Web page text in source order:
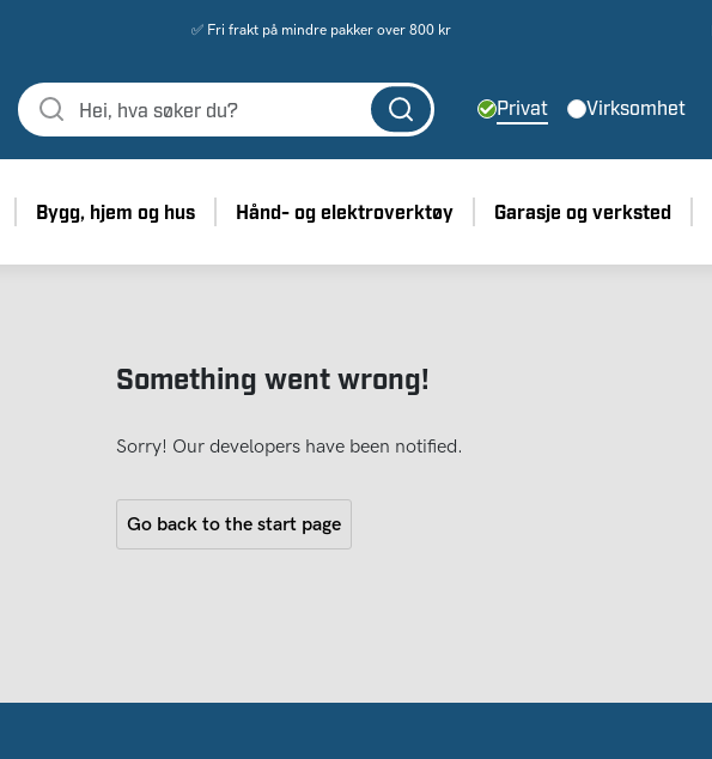
✅ Fri frakt på mindre pakker over 800 kr
Privat Virksomhet
Bygg, hjem og hus Hånd- og elektroverktøy Garasje og verksted
Something went wrong!
Sorry! Our developers have been notified.
Go back to the start page